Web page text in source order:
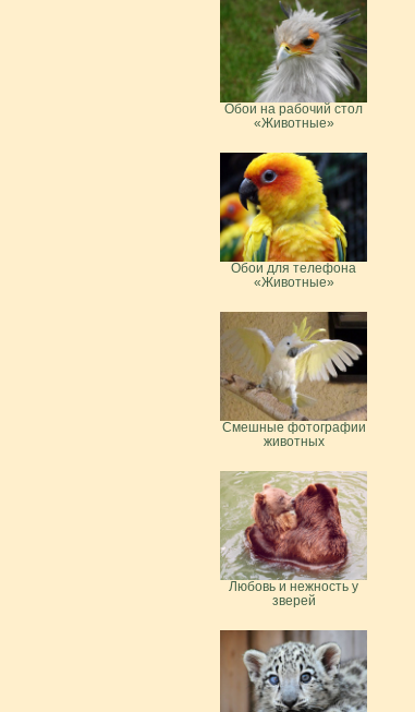
Обои на рабочий стол
«Животные»
Обои для телефона
«Животные»
Смешные фотографии
животных
Любовь и нежность у
зверей